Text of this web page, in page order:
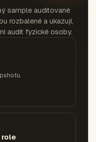
sample auditované
rozbalené a ukazují,
audit fyzické osoby.